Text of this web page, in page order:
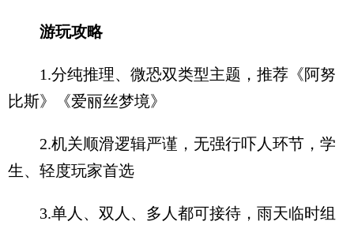
游玩攻略
1.分纯推理、微恐双类型主题，推荐《阿努
比斯》《爱丽丝梦境》
2.机关顺滑逻辑严谨，无强行吓人环节，学
生、轻度玩家首选
3.单人、双人、多人都可接待，雨天临时组